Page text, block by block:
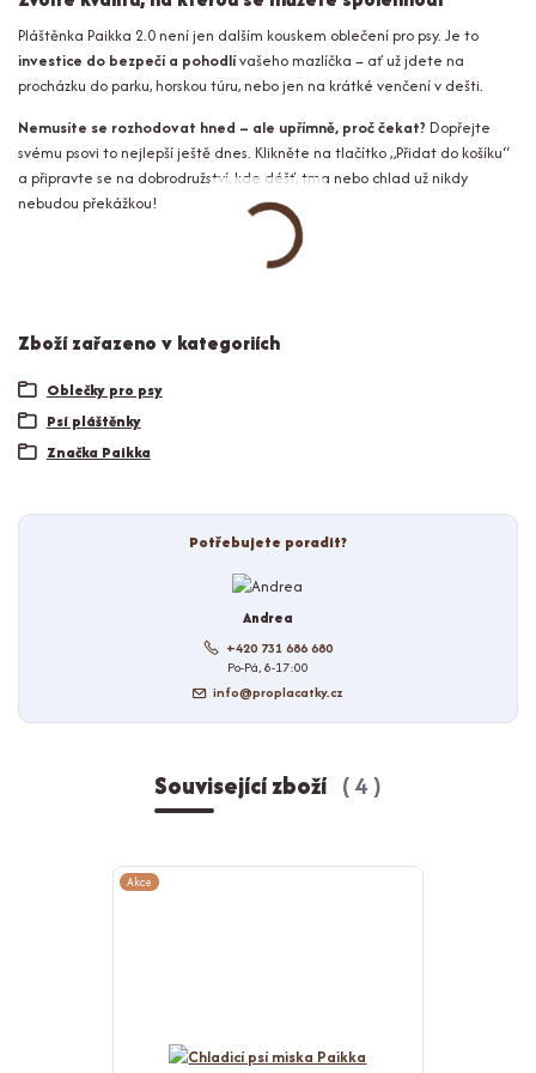
Pláštěnka Paikka 2.0 není jen dalším kouskem oblečení pro psy. Je to
investice do bezpečí a pohodlívašeho mazlíčka – ať už jdete na
procházku do parku, horskou túru, nebo jen na krátké venčení v dešti.
Nemusíte se rozhodovat hned – ale upřímně, proč čekat? Dopřejte
svému psovi to nejlepší ještě dnes. Klikněte na tlačítko „Přidat do košíku“
a připravte se na dobrodružství, kde déšť, tma nebo chlad už nikdy
nebudou překážkou!
Zboží zařazeno v kategoriích
Oblečky pro psy
Psí pláštěnky
Značka Paikka
Potřebujete poradit?
Andrea
+420 731 686 680
Po-Pá, 8-17:00
info@proplacatky.cz
Související zboží 4
Akce